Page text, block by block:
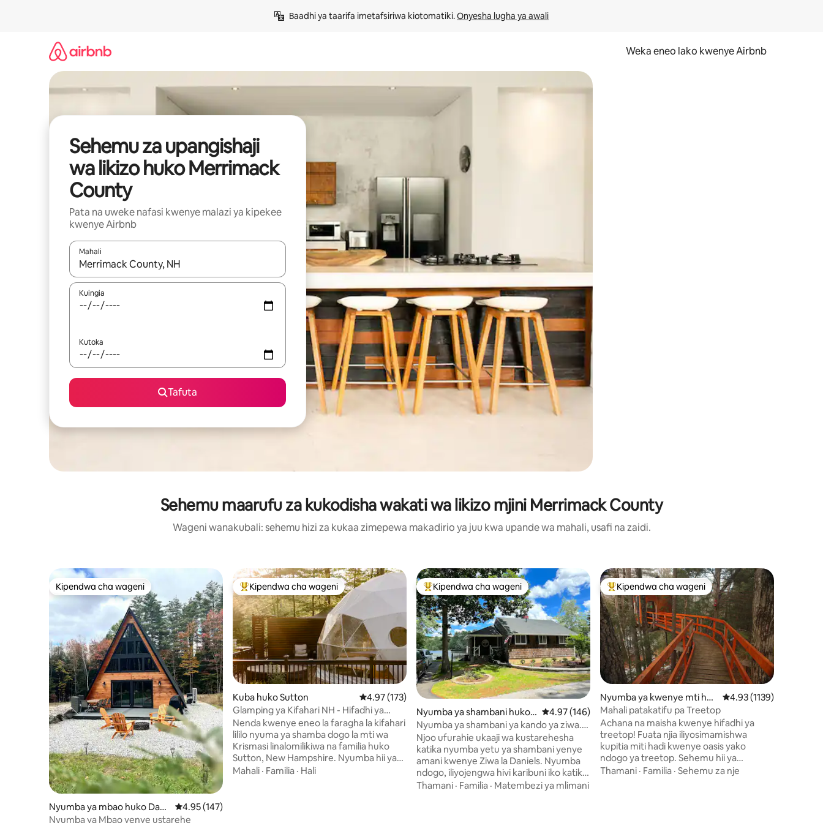
Baadhi ya taarifa imetafsiriwa kiotomatiki. Onyesha lugha ya awali
Weka eneo lako kwenye Airbnb
Sehemu za upangishaji
wa likizo huko Merrimack
County
Pata na uweke nafasi kwenye malazi ya kipekee
kwenye Airbnb
Mahali
Wakati matokeo yanapatikana, vinjari kwa kutumia vitufe vya vishale vya juu na chini au uchunguze kwa kugusa au kutelezesha kidole kwenye ishara.
Kuingia
Kutoka
Tafuta
Sehemu maarufu za kukodisha wakati wa likizo mjini Merrimack County
Wageni wanakubali: sehemu hizi za kukaa zimepewa makadirio ya juu kwa upande wa mahali, usafi na zaidi.
Kipendwa cha wageni
Kipendwa cha wageni
Nyumba ya mbao huko Dan
bury
Ukadiriaji wa wastani wa 4.95 kati ya 5, tathmini 147
4.95 (147)
Nyumba ya Mbao yenye ustarehe
Kipendwa maarufu cha wageni
Kipendwa cha wageni
Kuba huko Sutton Ukadiriaji wa wastani wa 4.97 kati ya 5, tathmini 173
4.97 (173)
Glamping ya Kifahari NH - Hifadhi ya
Geodome
Nenda kwenye eneo la faragha la kifahari
lililo nyuma ya shamba dogo la mti wa
Krismasi linalomilikiwa na familia huko
Sutton, New Hampshire. Nyumba hii ya
mviringo ya watu wazima pekee ina
Mahali · Familia · Hali
Kipendwa maarufu cha wageni
Kipendwa cha wageni
Nyumba ya shambani huko
Weare
Ukadiriaji wa wastani wa 4.97 kati ya 5, tathmini 146
4.97 (146)
Nyumba ya shambani ya kando ya ziwa.
Mwonekano mzuri na boti kadhaa.
Njoo ufurahie ukaaji wa kustarehesha
katika nyumba yetu ya shambani yenye
amani kwenye Ziwa la Daniels. Nyumba
ndogo, iliyojengwa hivi karibuni iko katika
mazingira ya vijijini lakini karibu na
Thamani · Familia · Matembezi ya mlimani
Kipendwa maarufu cha wageni
Kipendwa cha wageni
Nyumba ya kwenye mti huk
o Dunbarton
Ukadiriaji wa wastani
4.93 (1139)
Mahali patakatifu pa Treetop
Achana na maisha kwenye hifadhi ya
treetop! Fuata njia iliyosimamishwa
kupitia miti hadi kwenye oasis yako
ndogo ya treetop. Sehemu hii ya
kujitegemea iko futi 30 juu ya sakafu ya
Thamani · Familia · Sehemu za nje